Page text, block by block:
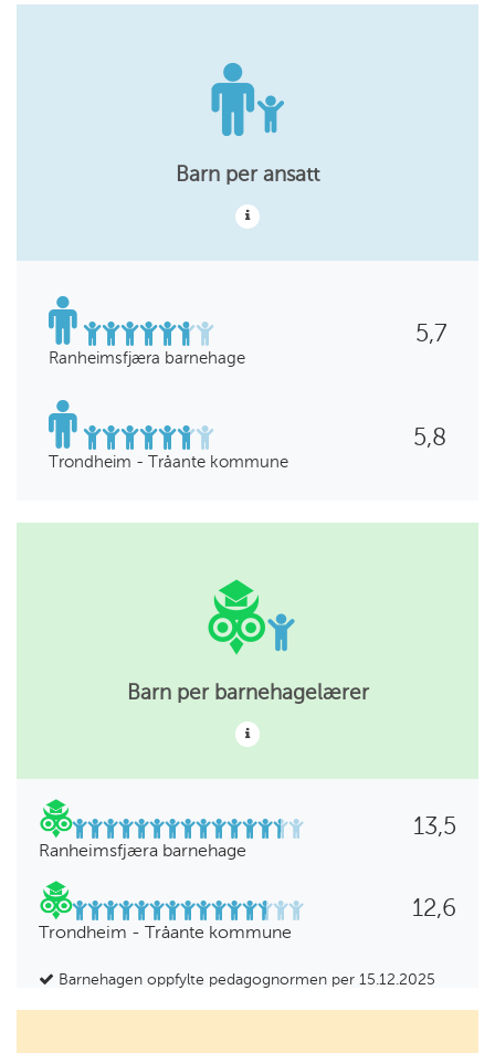
Barn per ansatt
5,7
Ranheimsfjæra barnehage
5,8
Trondheim - Tråante kommune
Barn per barnehagelærer
13,5
Ranheimsfjæra barnehage
12,6
Trondheim - Tråante kommune
Barnehagen oppfylte pedagognormen per 15.12.2025